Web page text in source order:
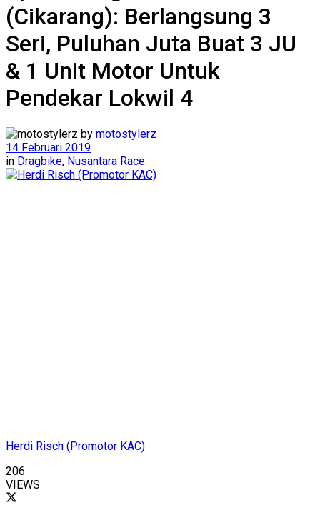
(Cikarang): Berlangsung 3
Seri, Puluhan Juta Buat 3 JU
& 1 Unit Motor Untuk
Pendekar Lokwil 4
by motostylerz
14 Februari 2019
in Dragbike, Nusantara Race
Herdi Risch (Promotor KAC)
206
VIEWS